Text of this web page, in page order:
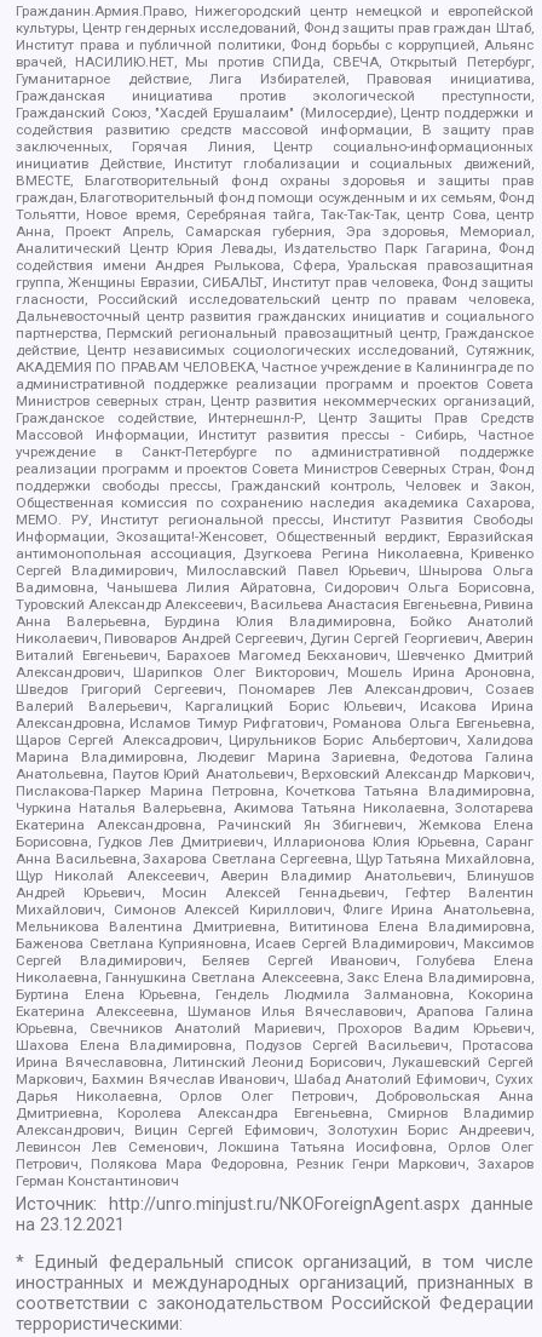
Гражданин.Армия.Право, Нижегородский центр немецкой и европейской
культуры, Центр гендерных исследований, Фонд защиты прав граждан Штаб,
Институт права и публичной политики, Фонд борьбы с коррупцией, Альянс
врачей, НАСИЛИЮ.НЕТ, Мы против СПИДа, СВЕЧА, Открытый Петербург,
Гуманитарное действие, Лига Избирателей, Правовая инициатива,
Гражданская инициатива против экологической преступности,
Гражданский Союз, "Хасдей Ерушалаим" (Милосердие), Центр поддержки и
содействия развитию средств массовой информации, В защиту прав
заключенных, Горячая Линия, Центр социально-информационных
инициатив Действие, Институт глобализации и социальных движений,
ВМЕСТЕ, Благотворительный фонд охраны здоровья и защиты прав
граждан, Благотворительный фонд помощи осужденным и их семьям, Фонд
Тольятти, Новое время, Серебряная тайга, Так-Так-Так, центр Сова, центр
Анна, Проект Апрель, Самарская губерния, Эра здоровья, Мемориал,
Аналитический Центр Юрия Левады, Издательство Парк Гагарина, Фонд
содействия имени Андрея Рылькова, Сфера, Уральская правозащитная
группа, Женщины Евразии, СИБАЛЬТ, Институт прав человека, Фонд защиты
гласности, Российский исследовательский центр по правам человека,
Дальневосточный центр развития гражданских инициатив и социального
партнерства, Пермский региональный правозащитный центр, Гражданское
действие, Центр независимых социологических исследований, Сутяжник,
АКАДЕМИЯ ПО ПРАВАМ ЧЕЛОВЕКА, Частное учреждение в Калининграде по
административной поддержке реализации программ и проектов Совета
Министров северных стран, Центр развития некоммерческих организаций,
Гражданское содействие, Интернешнл-Р, Центр Защиты Прав Средств
Массовой Информации, Институт развития прессы - Сибирь, Частное
учреждение в Санкт-Петербурге по административной поддержке
реализации программ и проектов Совета Министров Северных Стран, Фонд
поддержки свободы прессы, Гражданский контроль, Человек и Закон,
Общественная комиссия по сохранению наследия академика Сахарова,
МЕМО. РУ, Институт региональной прессы, Институт Развития Свободы
Информации, Экозащита!-Женсовет, Общественный вердикт, Евразийская
антимонопольная ассоциация, Дзугкоева Регина Николаевна, Кривенко
Сергей Владимирович, Милославский Павел Юрьевич, Шнырова Ольга
Вадимовна, Чанышева Лилия Айратовна, Сидорович Ольга Борисовна,
Туровский Александр Алексеевич, Васильева Анастасия Евгеньевна, Ривина
Анна Валерьевна, Бурдина Юлия Владимировна, Бойко Анатолий
Николаевич, Пивоваров Андрей Сергеевич, Дугин Сергей Георгиевич, Аверин
Виталий Евгеньевич, Барахоев Магомед Бекханович, Шевченко Дмитрий
Александрович, Шарипков Олег Викторович, Мошель Ирина Ароновна,
Шведов Григорий Сергеевич, Пономарев Лев Александрович, Созаев
Валерий Валерьевич, Каргалицкий Борис Юльевич, Исакова Ирина
Александровна, Исламов Тимур Рифгатович, Романова Ольга Евгеньевна,
Щаров Сергей Алексадрович, Цирульников Борис Альбертович, Халидова
Марина Владимировна, Людевиг Марина Зариевна, Федотова Галина
Анатольевна, Паутов Юрий Анатольевич, Верховский Александр Маркович,
Пислакова-Паркер Марина Петровна, Кочеткова Татьяна Владимировна,
Чуркина Наталья Валерьевна, Акимова Татьяна Николаевна, Золотарева
Екатерина Александровна, Рачинский Ян Збигневич, Жемкова Елена
Борисовна, Гудков Лев Дмитриевич, Илларионова Юлия Юрьевна, Саранг
Анна Васильевна, Захарова Светлана Сергеевна, Щур Татьяна Михайловна,
Щур Николай Алексеевич, Аверин Владимир Анатольевич, Блинушов
Андрей Юрьевич, Мосин Алексей Геннадьевич, Гефтер Валентин
Михайлович, Симонов Алексей Кириллович, Флиге Ирина Анатольевна,
Мельникова Валентина Дмитриевна, Вититинова Елена Владимировна,
Баженова Светлана Куприяновна, Исаев Сергей Владимирович, Максимов
Сергей Владимирович, Беляев Сергей Иванович, Голубева Елена
Николаевна, Ганнушкина Светлана Алексеевна, Закс Елена Владимировна,
Буртина Елена Юрьевна, Гендель Людмила Залмановна, Кокорина
Екатерина Алексеевна, Шуманов Илья Вячеславович, Арапова Галина
Юрьевна, Свечников Анатолий Мариевич, Прохоров Вадим Юрьевич,
Шахова Елена Владимировна, Подузов Сергей Васильевич, Протасова
Ирина Вячеславовна, Литинский Леонид Борисович, Лукашевский Сергей
Маркович, Бахмин Вячеслав Иванович, Шабад Анатолий Ефимович, Сухих
Дарья Николаевна, Орлов Олег Петрович, Добровольская Анна
Дмитриевна, Королева Александра Евгеньевна, Смирнов Владимир
Александрович, Вицин Сергей Ефимович, Золотухин Борис Андреевич,
Левинсон Лев Семенович, Локшина Татьяна Иосифовна, Орлов Олег
Петрович, Полякова Мара Федоровна, Резник Генри Маркович, Захаров
Герман Константинович
Источник: http://unro.minjust.ru/NKOForeignAgent.aspxданные
на23.12.2021
* Единый федеральный список организаций, в том числе
иностранных и международных организаций, признанных в
соответствии с законодательством Российской Федерации
террористическими: